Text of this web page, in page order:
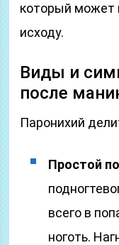
который может
исходу.
Виды и
после
Паронихий
Простой
всего в
ноготь.